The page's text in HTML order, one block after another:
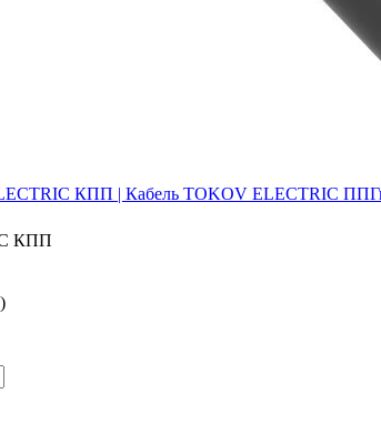
КПП | Кабель TOKOV ELECTRIC
КПП